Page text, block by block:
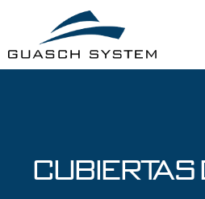
Cubiertas